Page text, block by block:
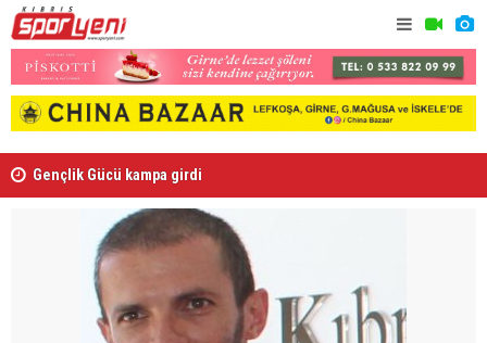
Gençlik Gücü kampa girdi